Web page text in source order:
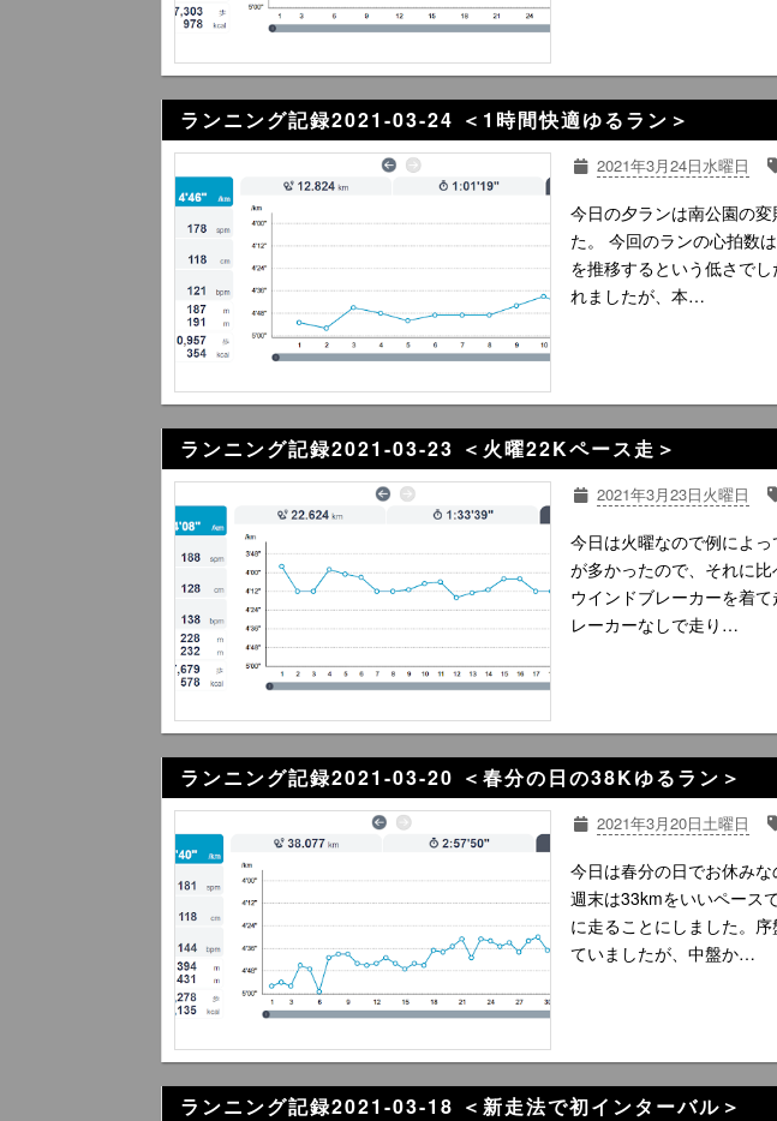
ランニング記録2021-03-24 ＜1時間快適ゆるラン＞
2021年3月24日水曜日
今日の夕ランは南公園の
た。 今回のランの心拍数
を推移するという低さで
れましたが、本…
ランニング記録2021-03-23 ＜火曜22Kペース走＞
2021年3月23日火曜日
今日は火曜なので例によ
が多かったので、それに
ウインドブレーカーを着
レーカーなしで走り…
ランニング記録2021-03-20 ＜春分の日の38Kゆるラン＞
2021年3月20日土曜日
今日は春分の日でお休み
週末は33kmをいいペース
に走ることにしました。
ていましたが、中盤か…
ランニング記録2021-03-18 ＜新走法で初インターバル＞